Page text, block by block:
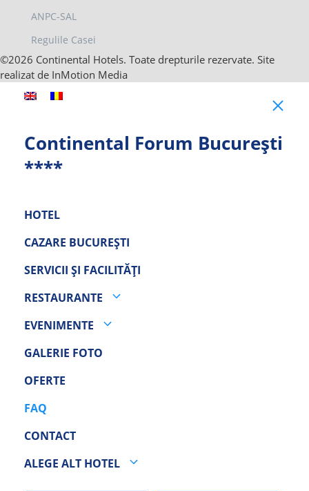
ANPC-SAL
Regulile Casei
©2026 Continental Hotels. Toate drepturile rezervate. Site
realizat de InMotion Media
Continental Forum București
****
HOTEL
CAZARE BUCUREȘTI
SERVICII ȘI FACILITĂȚI
RESTAURANTE
EVENIMENTE
GALERIE FOTO
OFERTE
FAQ
CONTACT
ALEGE ALT HOTEL